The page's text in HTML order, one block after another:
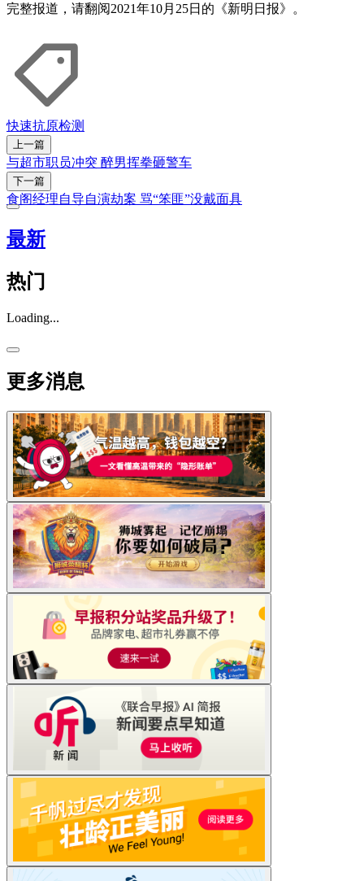
完整报道，请翻阅2021年10月25日的《新明日报》。
快速抗原检测
上一篇
与超市职员冲突 醉男挥拳砸警车
下一篇
食阁经理自导自演劫案 骂“笨匪”没戴面具
最新
热门
Loading...
更多消息